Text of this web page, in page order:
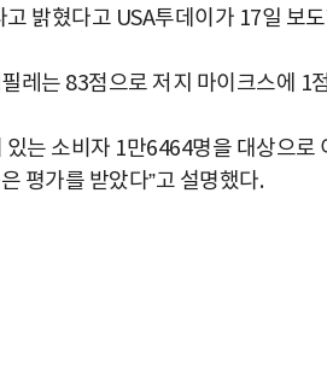
밝혔다고 USA투데이가 17일 보
레는 83점으로 저지 마이크스에 1
는 소비자 1만6464명을 대상으로
평가를 받았다”고 설명했다.